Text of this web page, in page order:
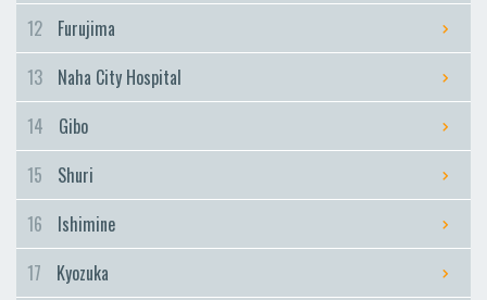
12
Furujima
13
Naha City Hospital
14
Gibo
15
Shuri
16
Ishimine
17
Kyozuka